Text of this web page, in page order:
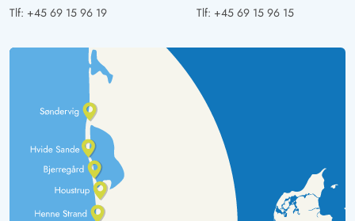
Tlf: +45 69 15 96 19
Tlf: +45 69 15 96 15